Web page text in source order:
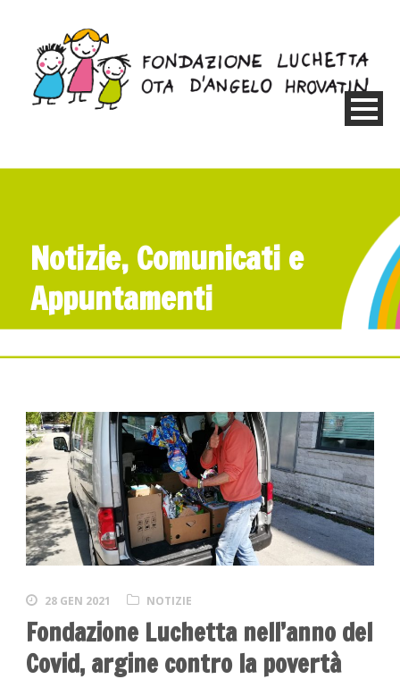
Notizie, Comunicati e
Appuntamenti
28 GEN 2021 NOTIZIE
Fondazione Luchetta nell’anno del
Covid, argine contro la povertà